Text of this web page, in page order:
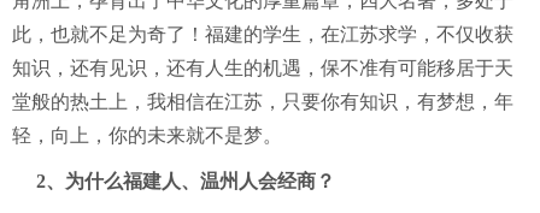
此，也就不足为奇了！福建的学生，在江苏求学，不仅收获
知识，还有见识，还有人生的机遇，保不准有可能移居于天
堂般的热土上，我相信在江苏，只要你有知识，有梦想，年
轻，向上，你的未来就不是梦。
2、为什么福建人、温州人会经商？